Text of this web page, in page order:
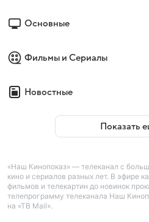
Основные
Фильмы и Сериалы
Новостные
Показать
«Наш Кинопоказ» — телеканал с
кино и сериалов разных лет. В эфире
фильмов и телекартин до новинок
телепрограмму телеканала Наш
на «ТВ Mail».